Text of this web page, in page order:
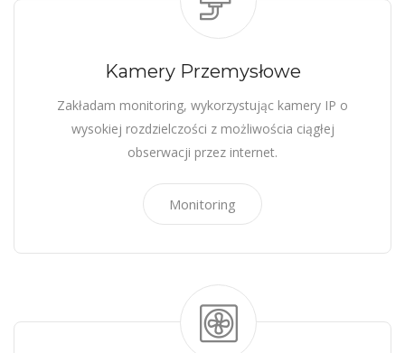
Kamery Przemysłowe
Zakładam monitoring, wykorzystując kamery IP o
wysokiej rozdzielczości z możliwościa ciągłej
obserwacji przez internet.
Monitoring